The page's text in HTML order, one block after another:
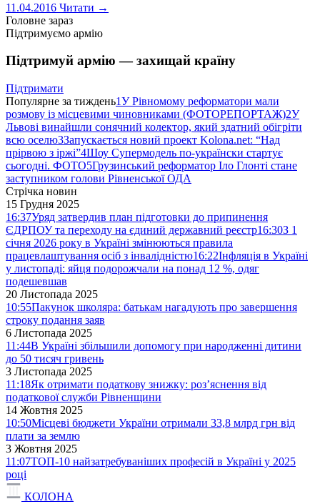
11.04.2016 Читати →
Головне зараз
Підтримуємо армію
Підтримуй армію — захищай країну
Підтримати
Популярне за тиждень1У Рівномому реформатори мали
розмову із місцевими чиновниками (ФОТОРЕПОРТАЖ)2У
Львові винайшли сонячний колектор, який здатний обігріти
всю оселю3Запускається новий проект Kolona.net: “Над
прірвою з іржі”4Шоу Супермодель по-українски стартує
сьогодні. ФОТО5Грузинський реформатор Іло Глонті стане
заступником голови Рівненської ОДА
Стрічка новин
15 Грудня 2025
16:37Уряд затвердив план підготовки до припинення
ЄДРПОУ та переходу на єдиний державний реєстр16:30З 1
січня 2026 року в Україні змінюються правила
працевлаштування осіб з інвалідністю16:22Інфляція в Україні
у листопаді: яйця подорожчали на понад 12 %, одяг
подешевшав
20 Листопада 2025
10:55Пакунок школяра: батькам нагадують про завершення
строку подання заяв
6 Листопада 2025
11:44В Україні збільшили допомогу при народженні дитини
до 50 тисяч гривень
3 Листопада 2025
11:18Як отримати податкову знижку: роз’яснення від
податкової служби Рівненщини
14 Жовтня 2025
10:50Місцеві бюджети України отримали 33,8 млрд грн від
плати за землю
3 Жовтня 2025
11:07ТОП-10 найзатребуваніших професій в Україні у 2025
році
КОЛОНА